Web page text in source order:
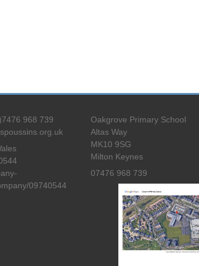
968 739
09740544
Oakgrove Primary School
Altas Way
MK10 9SG
Milton Keynes
07476 968 739